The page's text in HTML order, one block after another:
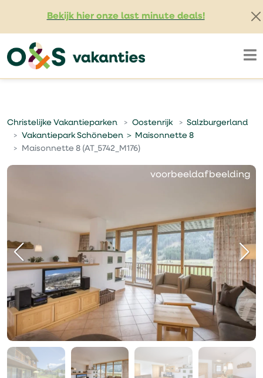
Bekijk hier onze last minute deals!
Christelijke Vakantieparken Oostenrijk
Salzburgerland
Vakantiepark Schöneben ＞ Maisonnette 8
Maisonnette 8 (AT_5742_M176)
voorbeeldafbeelding